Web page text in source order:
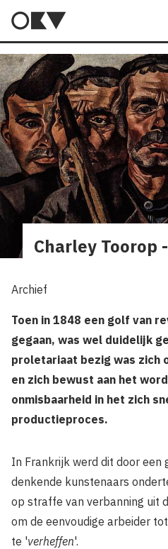
Charley Toorop
Archief
Toen in 1848 een golf van
gegaan, was wel duidelijk
proletariaat bezig was zich
en zich bewust aan het
onmisbaarheid in het zich
productieproces.
In Frankrijk werd dit door een
denkende kunstenaars
op straffe van verbanning uit
om de eenvoudige arbeider
te 'verheffen'.